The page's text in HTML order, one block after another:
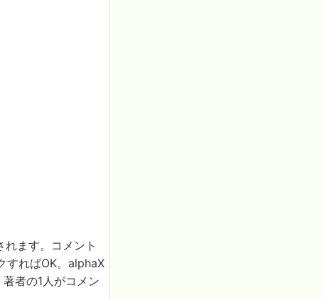
ます。コメント
すればOK。alphaX
者の1人がコメン